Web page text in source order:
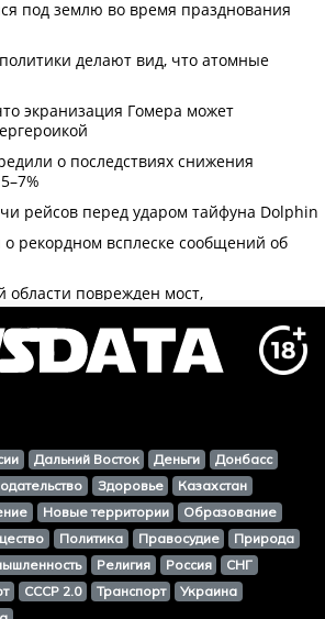
Дальний Восток Деньги
Донбасс
Здоровье
Казахстан
Новые территории
Образование
Политика Правосудие
Природа
Религия Россия
СНГ
СССР 2.0 Транспорт
Украина